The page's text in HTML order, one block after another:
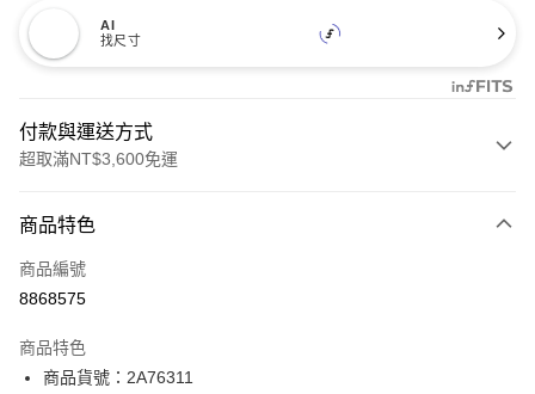
AI
找尺寸
付款與運送方式
超取滿NT$3,600免運
信用卡一次付款
信用卡分期付款
合作金庫商業銀行
華南商業銀行
LINE Pay
商品特色
商品編號
8868575
商品特色
商品貨號：2A76311